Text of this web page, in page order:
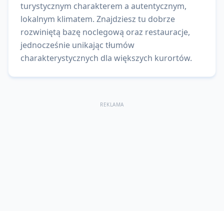
turystycznym charakterem a autentycznym,
lokalnym klimatem. Znajdziesz tu dobrze
rozwiniętą bazę noclegową oraz restauracje,
jednocześnie unikając tłumów
charakterystycznych dla większych kurortów.
REKLAMA